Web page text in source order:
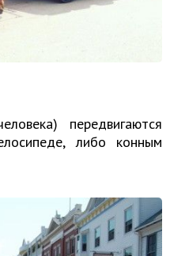
передвигаются
либо конным